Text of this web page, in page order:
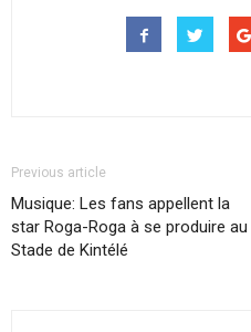
Previous article
Musique: Les fans appellent la
star Roga-Roga à se produire au
Stade de Kintélé